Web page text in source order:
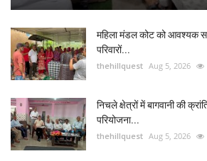
महिला मंडल कोट को आवश्यक
परिवारों...
thehillquest Aug 5, 2026
निचले क्षेत्रों में बागवानी की
परियोजना...
thehillquest Aug 5, 2026